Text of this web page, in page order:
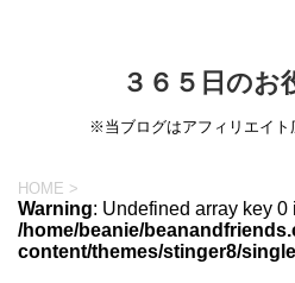
３６５日のお
※当ブログはアフィリエイト
HOME >
Warning: Undefined array key 0
/home/beanie/
content/themes/stinger8/